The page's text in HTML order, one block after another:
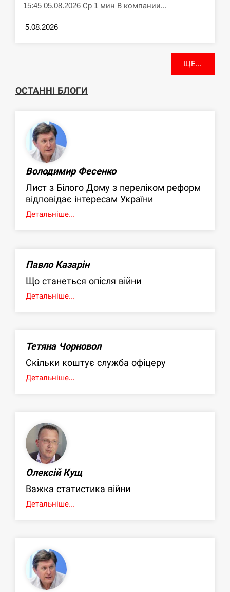
15:45 05.08.2026 Ср 1 мин В компании...
5.08.2026
ЩЕ...
ОСТАННІ БЛОГИ
Володимир Фесенко
Лист з Білого Дому з переліком реформ
відповідає інтересам України
Детальніше...
Павло Казарін
Що станеться опісля війни
Детальніше...
Тетяна Чорновол
Скільки коштує служба офіцеру
Детальніше...
Олексій Кущ
Важка статистика війни
Детальніше...